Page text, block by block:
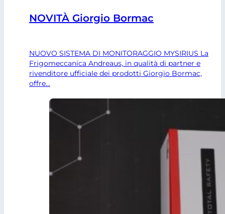
NOVITÀ Giorgio Bormac
NUOVO SISTEMA DI MONITORAGGIO MYSIRIUS La
Frigomeccanica Andreaus, in qualità di partner e
rivenditore ufficiale dei prodotti Giorgio Bormac,
offre…